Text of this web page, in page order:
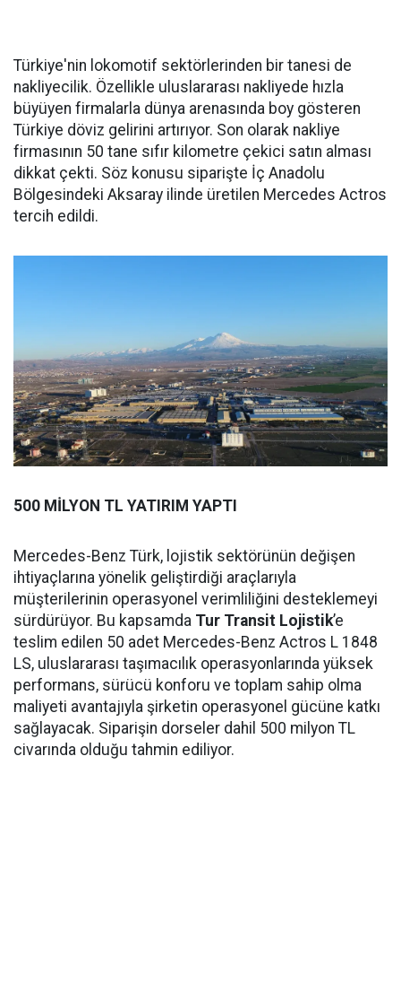
Türkiye'nin lokomotif sektörlerinden bir tanesi de
nakliyecilik. Özellikle uluslararası nakliyede hızla
büyüyen firmalarla dünya arenasında boy gösteren
Türkiye döviz gelirini artırıyor. Son olarak nakliye
firmasının 50 tane sıfır kilometre çekici satın alması
dikkat çekti. Söz konusu siparişte İç Anadolu
Bölgesindeki Aksaray ilinde üretilen Mercedes Actros
tercih edildi.
500 MİLYON TL YATIRIM YAPTI
Mercedes-Benz Türk, lojistik sektörünün değişen
ihtiyaçlarına yönelik geliştirdiği araçlarıyla
müşterilerinin operasyonel verimliliğini desteklemeyi
sürdürüyor. Bu kapsamda Tur Transit Lojistik’e
teslim edilen 50 adet Mercedes-Benz Actros L 1848
LS, uluslararası taşımacılık operasyonlarında yüksek
performans, sürücü konforu ve toplam sahip olma
maliyeti avantajıyla şirketin operasyonel gücüne katkı
sağlayacak. Siparişin dorseler dahil 500 milyon TL
civarında olduğu tahmin ediliyor.